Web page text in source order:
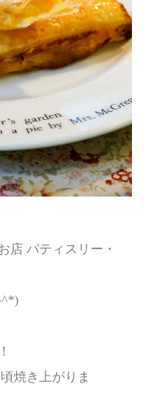
店 パティスリー・
焼き上がりま